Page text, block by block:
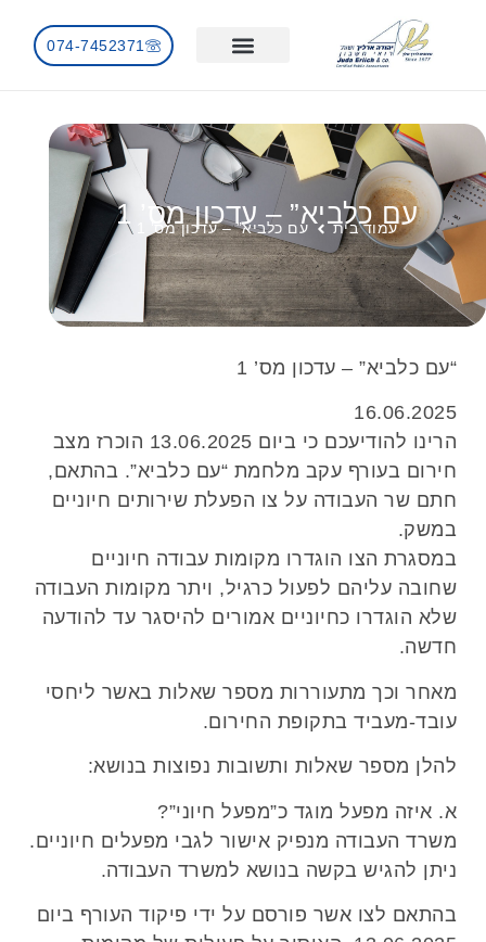
074-7452371
עם כלביא” – עדכון מס’ 1
עמוד בית עם כלביא” – עדכון מס’ 1
“עם כלביא” – עדכון מס’ 1
16.06.2025
הרינו להודיעכם כי ביום 13.06.2025 הוכרז מצב
חירום בעורף עקב מלחמת “עם כלביא”. בהתאם,
חתם שר העבודה על צו הפעלת שירותים חיוניים
במשק.
במסגרת הצו הוגדרו מקומות עבודה חיוניים
שחובה עליהם לפעול כרגיל, ויתר מקומות העבודה
שלא הוגדרו כחיוניים אמורים להיסגר עד להודעה
חדשה.
מאחר וכך מתעוררות מספר שאלות באשר ליחסי
עובד-מעביד בתקופת החירום.
להלן מספר שאלות ותשובות נפוצות בנושא:
א. איזה מפעל מוגד כ”מפעל חיוני”?
משרד העבודה מנפיק אישור לגבי מפעלים חיוניים.
ניתן להגיש בקשה בנושא למשרד העבודה.
בהתאם לצו אשר פורסם על ידי פיקוד העורף ביום